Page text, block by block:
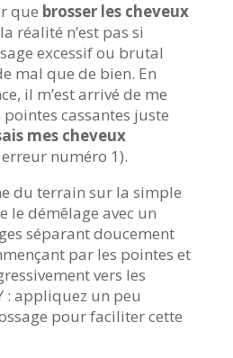
que brosser les cheveux
réalité n’est pas si
excessif ou brutal
mal que de bien. En
il m’est arrivé de me
cassantes juste
mes cheveux
numéro 1).
du terrain sur la simple
le démêlage avec un
séparant doucement
par les pointes et
vers les
: appliquez un peu
pour faciliter cette